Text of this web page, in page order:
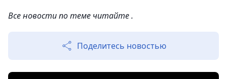
Все новости по теме читайте .
Поделитесь новостью